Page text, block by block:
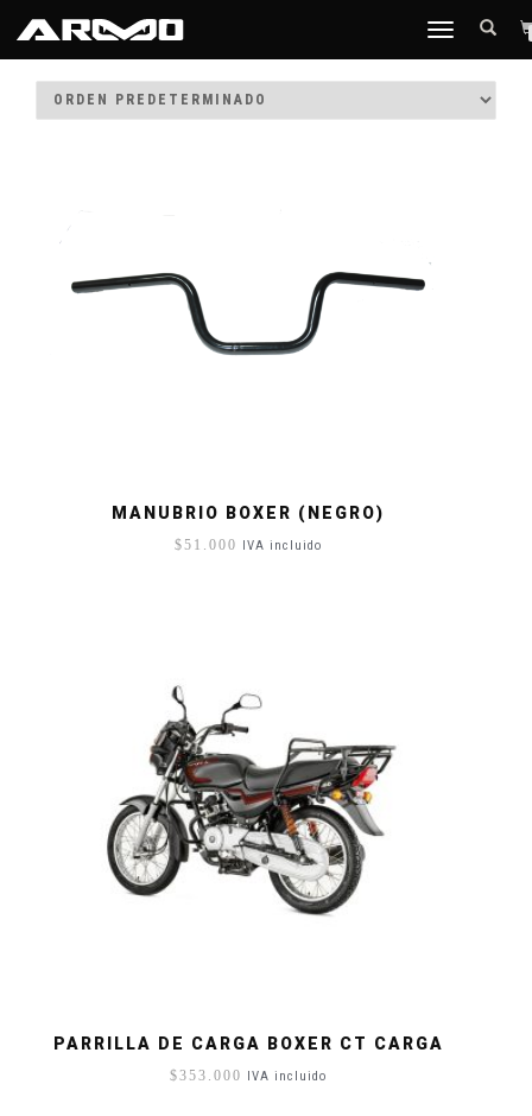
TOGGLE
Inicio
MANUBRIO BOXER (NEGRO)
$51.000 IVA incluido
PARRILLA DE CARGA BOXER CT CARGA
$353.000 IVA incluido